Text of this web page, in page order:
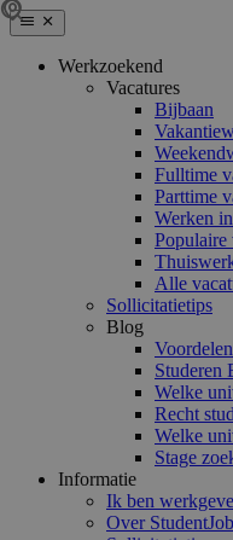
Werkzoekend
Vacatures
Bijbaan
Fulltime
Parttime
Werken
Populaire
Alle
Sollicitatietips
Blog
Studeren
Welke
Recht
Welke
Stage
Informatie
Ik ben
Over StudentJob